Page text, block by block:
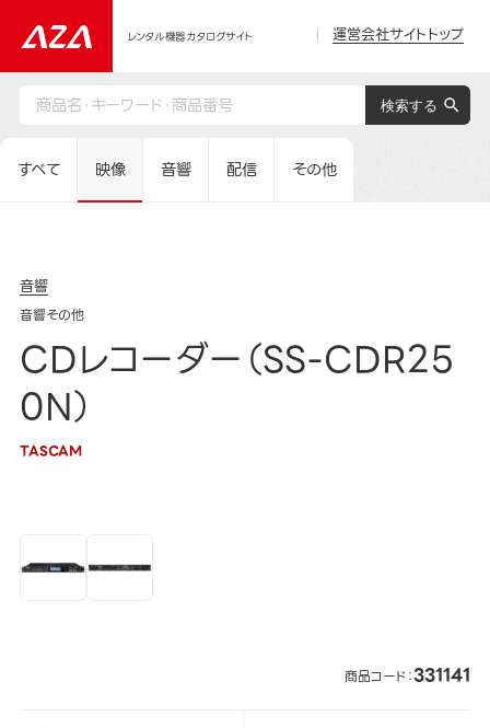
レンタル機器カタログサイト 運営会社サイトトップ
すべて 映像 音響 配信 その他
音響
音響その他
CDレコーダー（SS-CDR25
0N）
TASCAM
商品コード：331141